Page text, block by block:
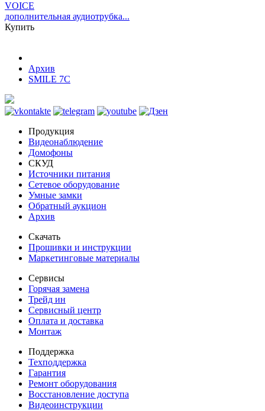
VOICE
дополнительная аудиотрубка...
Купить
Архив
SMILE 7C
Продукция
Видеонаблюдение
Домофоны
СКУД
Источники питания
Сетевое оборудование
Умные замки
Обратный аукцион
Архив
Скачать
Прошивки и инструкции
Маркетинговые материалы
Сервисы
Горячая замена
Трейд ин
Сервисный центр
Оплата и доставка
Монтаж
Поддержка
Техподдержка
Гарантия
Ремонт оборудования
Восстановление доступа
Видеоинструкции